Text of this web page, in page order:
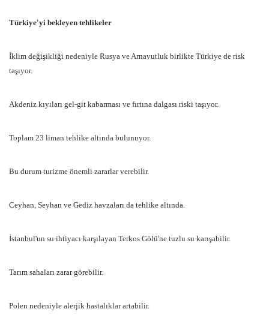
Türkiye'yi bekleyen tehlikeler
İklim değişikliği nedeniyle Rusya ve Arnavutluk birlikte Türkiye de risk
taşıyor.
Akdeniz kıyıları gel-git kabarması ve fırtına dalgası riski taşıyor.
Toplam 23 liman tehlike altında bulunuyor.
Bu durum turizme önemli zararlar verebilir.
Ceyhan, Seyhan ve Gediz havzaları da tehlike altında.
İstanbul'un su ihtiyacı karşılayan Terkos Gölü'ne tuzlu su karışabilir.
Tarım sahaları zarar görebilir.
Polen nedeniyle alerjik hastalıklar artabilir.